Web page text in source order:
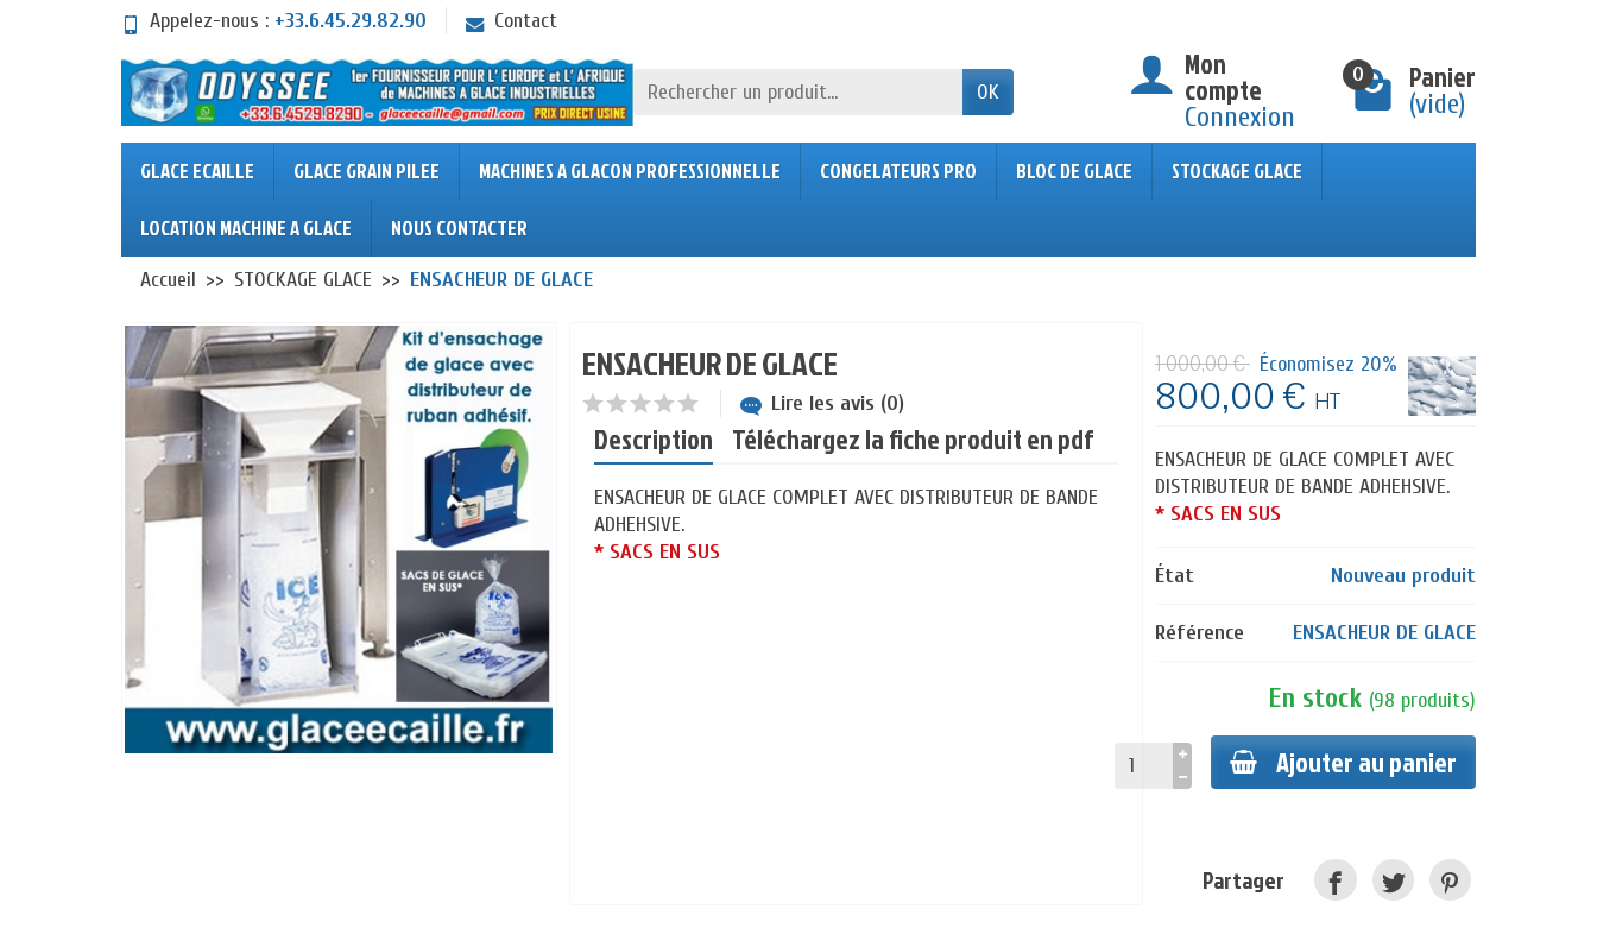
Appelez-nous : +33.6.45.29.82.90 Contact
OK
Mon
compte
Connexion
0 Panier
(vide)
GLACE ECAILLE GLACE GRAIN PILEE MACHINES A GLACON PROFESSIONNELLE CONGELATEURS PRO BLOC DE GLACE STOCKAGE GLACE
LOCATION MACHINE A GLACE NOUS CONTACTER
Accueil STOCKAGE GLACE ENSACHEUR DE GLACE
ENSACHEUR DE GLACE
Lire les avis (0)
Description Téléchargez la fiche produit en pdf
ENSACHEUR DE GLACE COMPLET AVEC DISTRIBUTEUR DE BANDE
ADHEHSIVE.
* SACS EN SUS
1 000,00 € Économisez 20%
800,00 € HT
ENSACHEUR DE GLACE COMPLET AVEC
DISTRIBUTEUR DE BANDE ADHEHSIVE.
* SACS EN SUS
État Nouveau produit
Référence ENSACHEUR DE GLACE
En stock (98 produits)
Ajouter au panier
Partager